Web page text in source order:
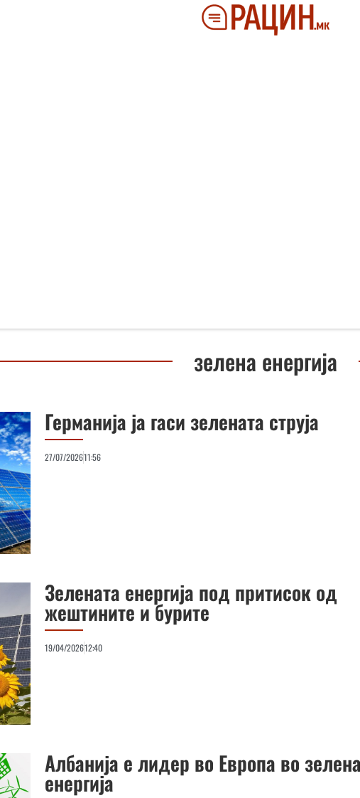
зелена енергија
Германија ја гаси зелената струја
27/07/202611:56
Зелената енергија под притисок од
жештините и бурите
19/04/202612:40
Албанија е лидер во Европа во зелена
енергија